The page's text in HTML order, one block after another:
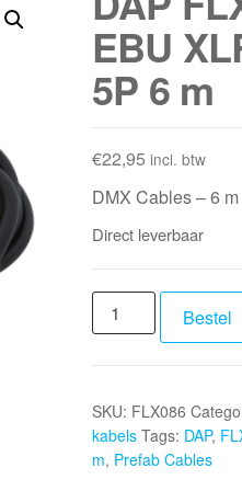
EBU
5P 6 m
€22,95 incl. btw
DMX Cables – 6 m
Direct leverbaar
DAP
FLX08
EBU
XLR/M
5P
Bestel
SKU: FLX086
kabels Tags: DAP,
m, Prefab Cables